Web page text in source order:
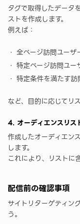
タグで取得したデータ
ストを作成します。
例えば：
全ページ訪問ユーザ
特定ページ訪問ユー
特定条件を満たす訪
など、目的に応じてリ
4. オーディエンスリス
作成したオーディエン
します。
これにより、リストに
配信前の確認事項
サイトリターゲティン
う。